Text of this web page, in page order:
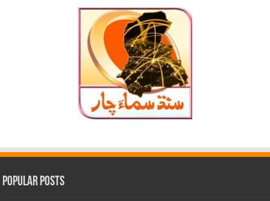
Popular Posts